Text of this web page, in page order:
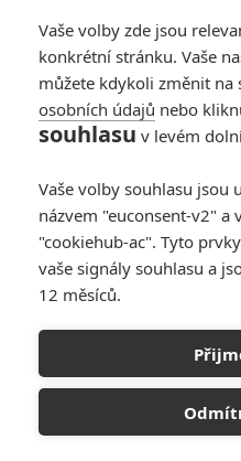
Vaše volby zde jsou
konkrétní stránku. Vaše
můžete kdykoli změnit na
osobních údajů nebo
souhlasu v levém
Vaše volby souhlasu jsou
názvem "euconsent-v2" a
"cookiehub-ac". Tyto
vaše signály souhlasu a
12 měsíců.